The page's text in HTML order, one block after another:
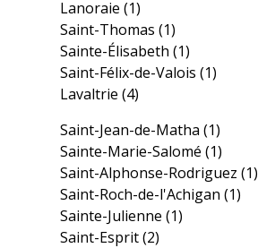
Lanoraie(1)
Saint-Thomas(1)
Sainte-Élisabeth(1)
Saint-Félix-de-Valois(1)
Lavaltrie(4)
Saint-Jean-de-Matha(1)
Sainte-Marie-Salomé(1)
Saint-Alphonse-Rodriguez(1)
Saint-Roch-de-l'Achigan(1)
Sainte-Julienne(1)
Saint-Esprit(2)